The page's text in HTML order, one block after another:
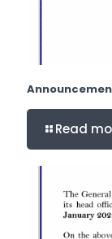
Read